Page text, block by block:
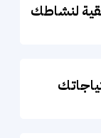
لنشاطك